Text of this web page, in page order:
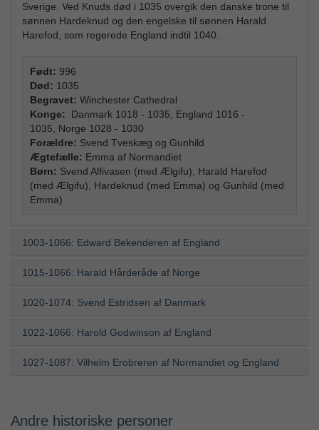
Sverige. Ved Knuds død i 1035 overgik den danske trone til
sønnen Hardeknud og den engelske til sønnen Harald
Harefod, som regerede England indtil 1040.
Født: 996
Død: 1035
Begravet: Winchester Cathedral
Konge: Danmark 1018 - 1035, England 1016 -
1035, Norge 1028 - 1030
Forældre: Svend Tveskæg og Gunhild
Ægtefælle: Emma af Normandiet
Børn: Svend Alfivasen (med Ælgifu), Harald Harefod
(med Ælgifu), Hardeknud (med Emma) og Gunhild (med
Emma)
1003-1066: Edward Bekenderen af England
1015-1066: Harald Hårderåde af Norge
1020-1074: Svend Estridsen af Danmark
1022-1066: Harold Godwinson af England
1027-1087: Vilhelm Erobreren af Normandiet og England
Andre historiske personer